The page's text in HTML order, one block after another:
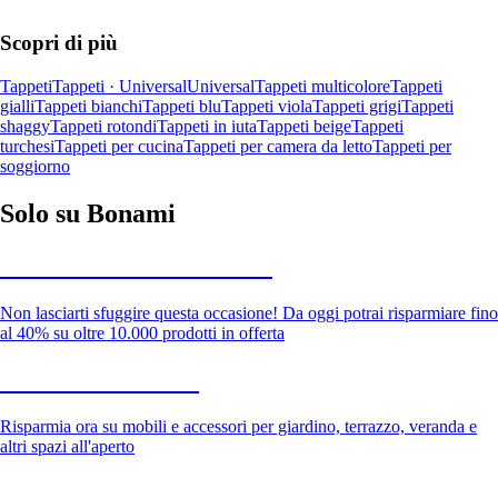
Scopri di più
TappetiTappeti · UniversalUniversalTappeti multicoloreTappeti
gialliTappeti bianchiTappeti bluTappeti violaTappeti grigiTappeti
shaggyTappeti rotondiTappeti in iutaTappeti beigeTappeti
turchesiTappeti per cucinaTappeti per camera da lettoTappeti per
soggiorno
Solo su Bonami
Non lasciarti sfuggire questa occasione! Da oggi potrai risparmiare fino
al 40% su oltre 10.000 prodotti in offerta
Risparmia ora su mobili e accessori per giardino, terrazzo, veranda e
altri spazi all'aperto